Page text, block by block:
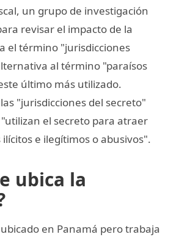
un grupo de investigación
revisar el impacto de la
el término "jurisdicciones
al término "paraísos
último más utilizado.
"jurisdicciones del secreto"
el secreto para atraer
e ilegítimos o abusivos".
ubica la
en Panamá pero trabaja